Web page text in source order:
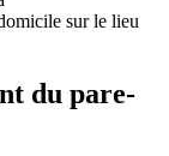
sur le lieu
du pare-